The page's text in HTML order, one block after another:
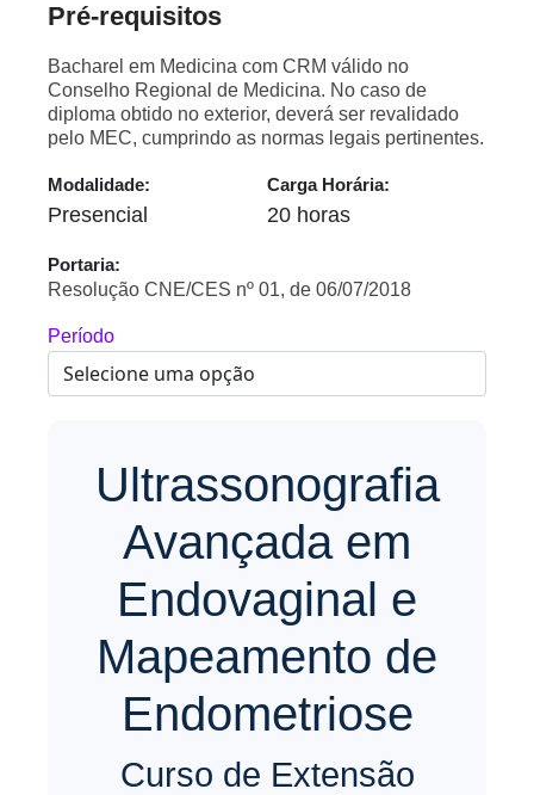
Pré-requisitos
Bacharel em Medicina com CRM válido no
Conselho Regional de Medicina. No caso de
diploma obtido no exterior, deverá ser revalidado
pelo MEC, cumprindo as normas legais pertinentes.
Modalidade:
Presencial
Carga Horária:
20 horas
Portaria:
Resolução CNE/CES nº 01, de 06/07/2018
Período
Ultrassonografia
Avançada em
Endovaginal e
Mapeamento de
Endometriose
Curso de Extensão